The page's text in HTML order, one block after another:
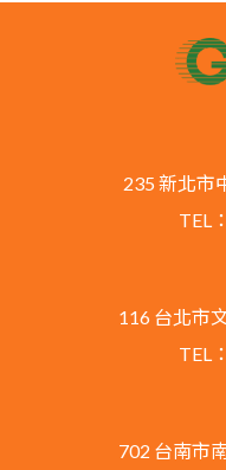
235 新北市
TEL
116 台北市
TEL
702 台南市